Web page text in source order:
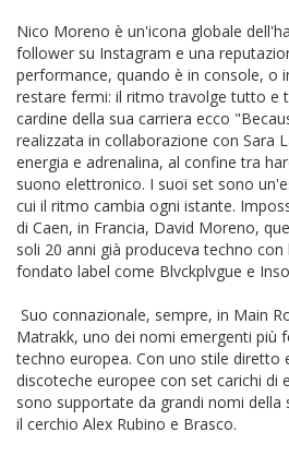
Nico Moreno è un'icona globale
follower su Instagram e una
performance, quando è in console, o
restare fermi: il ritmo travolge tutto e
cardine della sua carriera ecco
realizzata in collaborazione con Sara
energia e adrenalina, al confine tra
suono elettronico. I suoi set sono
cui il ritmo cambia ogni istante.
di Caen, in Francia, David Moreno,
soli 20 anni già produceva techno
fondato label come Blvckplvgue e
Suo connazionale, sempre, in Main
Matrakk, uno dei nomi emergenti più
techno europea. Con uno stile diretto
discoteche europee con set carichi di
sono supportate da grandi nomi della
il cerchio Alex Rubino e Brasco.